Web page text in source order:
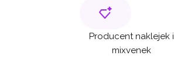
Producent naklejek i
mixvenek